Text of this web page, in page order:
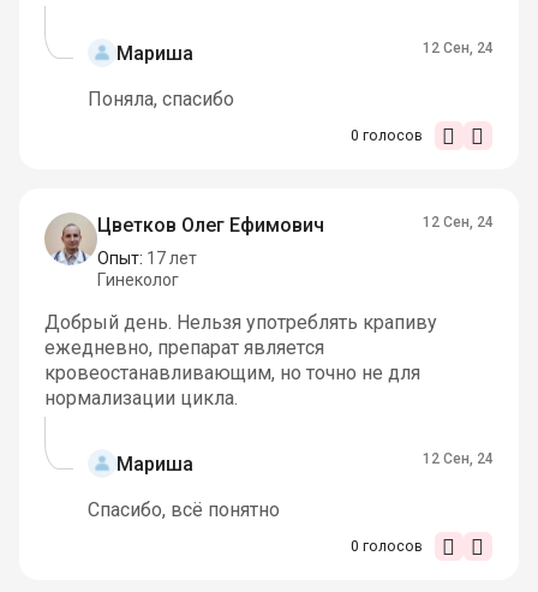
Мариша 12 Сен, 24
Поняла, спасибо
0 голосов
Цветков Олег Ефимович
Опыт: 17 лет
Гинеколог
12 Сен, 24
Добрый день. Нельзя употреблять крапиву
ежедневно, препарат является
кровеостанавливающим, но точно не для
нормализации цикла.
Мариша 12 Сен, 24
Спасибо, всё понятно
0 голосов